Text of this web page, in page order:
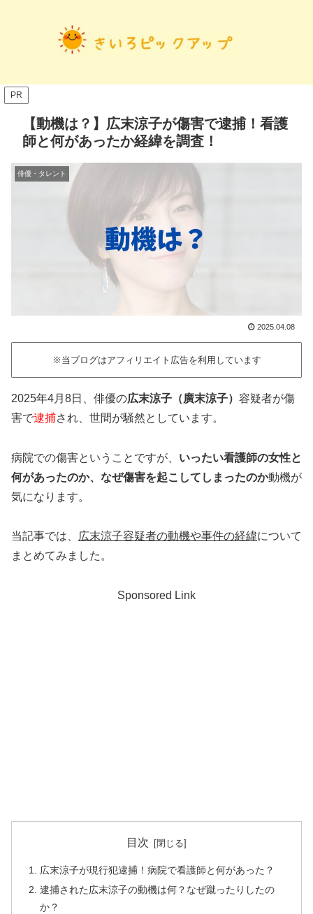
PR
【動機は？】広末涼子が傷害で逮捕！看護
師と何があったか経緯を調査！
俳優・タレント
2025.04.08
※当ブログはアフィリエイト広告を利用しています
2025年4月8日、俳優の広末涼子（廣末涼子） 容疑者が傷
害で逮捕され、世間が騒然としています。
病院での傷害ということですが、 いったい看護師の女性と
何があったのか、なぜ傷害を起こしてしまったのか動機が
気になります。
当記事では、 広末涼子容疑者の動機や事件の経緯について
まとめてみました。
Sponsored Link
目次
広末涼子が現行犯逮捕！病院で看護師と何があった？
逮捕された広末涼子の動機は何？なぜ蹴ったりしたの
か？